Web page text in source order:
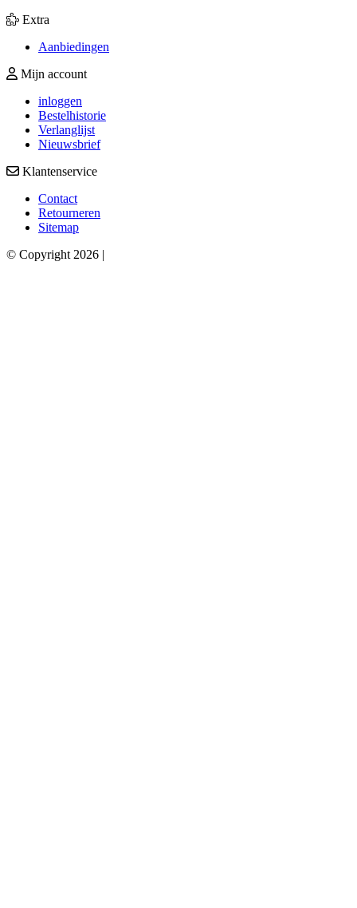
Extra
Aanbiedingen
Mijn account
inloggen
Bestelhistorie
Verlanglijst
Nieuwsbrief
Klantenservice
Contact
Retourneren
Sitemap
© Copyright 2026 |